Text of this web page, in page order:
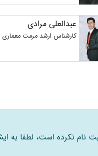
عبدالعلی مرادی
کارشناس ارشد مرمت معماری
نام نکرده است، لطفا به